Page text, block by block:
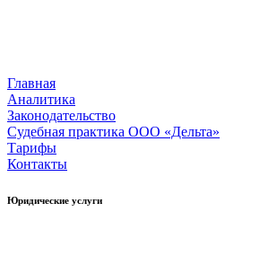
Главная
Аналитика
Законодательство
Судебная практика ООО «Дельта»
Тарифы
Контакты
Юридические услуги